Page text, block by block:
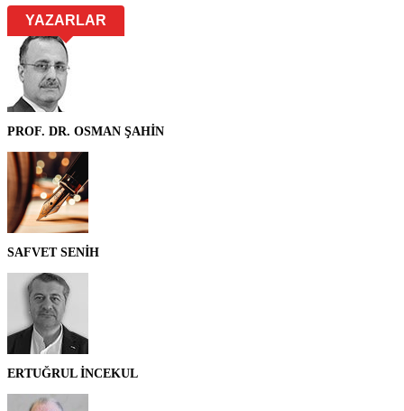
YAZARLAR
PROF. DR. OSMAN ŞAHİN
SAFVET SENİH
ERTUĞRUL İNCEKUL